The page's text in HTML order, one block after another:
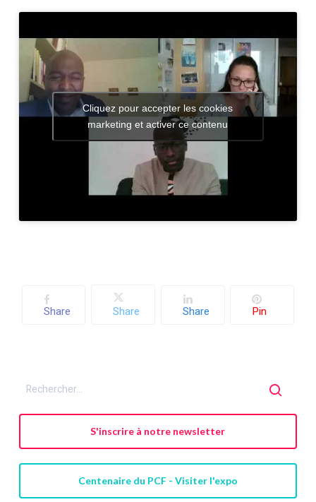
Cliquez pour accepter les cookies
marketing et activer ce contenu
Share Share Share Pin
S'inscrire à notre newsletter
Centenaire du PCF - Visiter l'expo